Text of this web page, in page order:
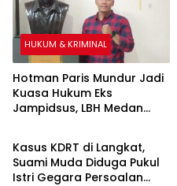
HUKUM & KRIMINAL
Hotman Paris Mundur Jadi
Kuasa Hukum Eks
Jampidsus, LBH Medan
HUKUM & KRIMINAL
Kasus KDRT di Langkat,
Suami Muda Diduga Pukul
Istri Gegara Persoalan